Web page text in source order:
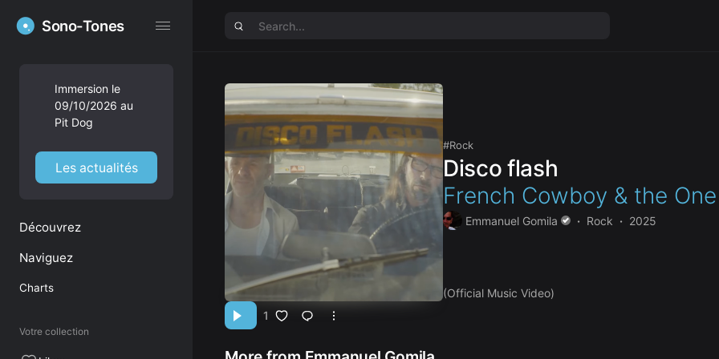
Sono-Tones
Sono-Tones
Immersion le
09/10/2026 au
Pit Dog
Les actualités
Découvrez
Naviguez
Charts
Votre collection
Rock
Disco flash
French Cowboy & the One
Emmanuel Gomila Rock 2025
(Official Music Video)
1